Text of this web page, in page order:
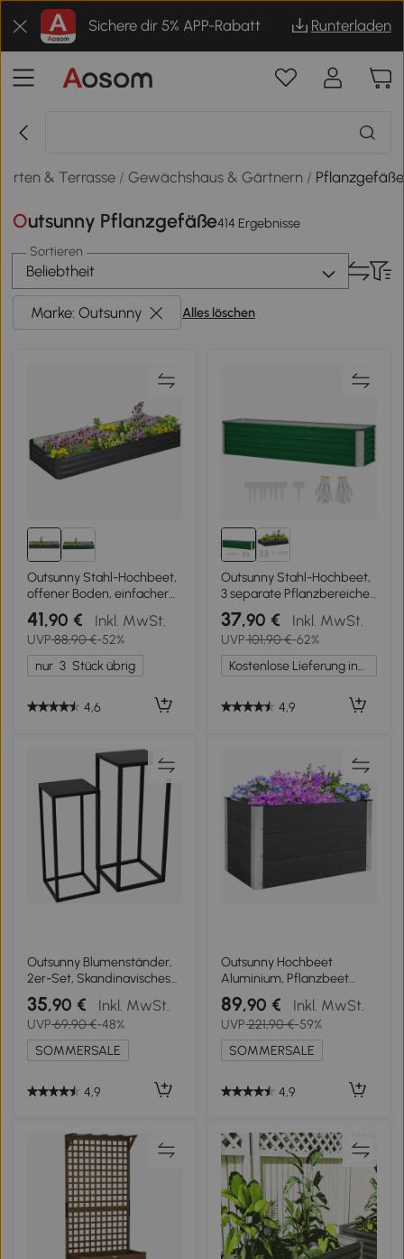
Sichere dir 5% APP-Rabatt Runterladen
& Terrasse /Gewächshaus & Gärtnern / Pflanzgefäße
Outsunny Pflanzgefäße414 Ergebnisse
Sortieren
Beliebtheit
Marke: Outsunny Alles löschen
Outsunny Stahl-Hochbeet,
offener Boden, einfacher
Aufbau, 95L x 90,5B x
29,8H cm, Grau
41,90 € Inkl. MwSt.
UVP88,90 €-52%
nur 3 Stück übrig
4,6
Outsunny Stahl-Hochbeet,
3 separate Pflanzbereiche,
offener Boden, einfacher
Aufbau, 183 x 47 x 40cm,
Grün
37,90 € Inkl. MwSt.
UVP101,90 €-62%
Kostenlose Lieferung innerhalb Deutschlands
4,9
Outsunny Blumenständer,
2er-Set, Skandinavisches
Design, Metallrahmen,
58,5/65cm Höhe, Schwarz
35,90 € Inkl. MwSt.
UVP69,90 €-48%
SOMMERSALE
4,9
Outsunny Hochbeet
Aluminium, Pflanzbeet
Frühbeet Gartenbeet
Blumenkasten wetterfest,
ohne Boden, Pflanzkasten
100x50x55,5cm für
Terrasse, Balkon,
Pflanzen, Grau
89,90 € Inkl. MwSt.
UVP221,90 €-59%
SOMMERSALE
4,9